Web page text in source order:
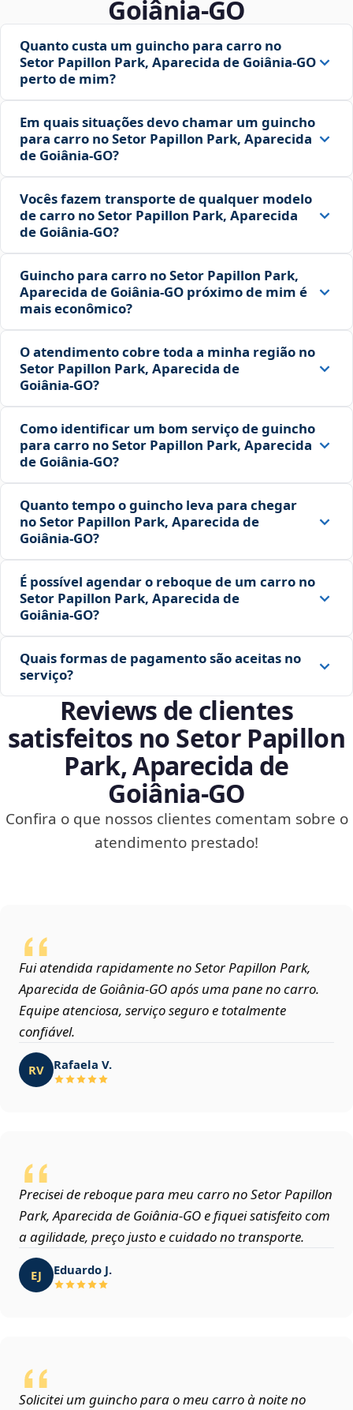
Goiânia‑GO
Quanto custa um guincho para carro no
Setor Papillon Park, Aparecida de Goiânia‑GO
perto de mim?
Em quais situações devo chamar um guincho
para carro no Setor Papillon Park, Aparecida
de Goiânia‑GO?
Vocês fazem transporte de qualquer modelo
de carro no Setor Papillon Park, Aparecida
de Goiânia‑GO?
Guincho para carro no Setor Papillon Park,
Aparecida de Goiânia‑GO próximo de mim é
mais econômico?
O atendimento cobre toda a minha região no
Setor Papillon Park, Aparecida de
Goiânia‑GO?
Como identificar um bom serviço de guincho
para carro no Setor Papillon Park, Aparecida
de Goiânia‑GO?
Quanto tempo o guincho leva para chegar
no Setor Papillon Park, Aparecida de
Goiânia‑GO?
É possível agendar o reboque de um carro no
Setor Papillon Park, Aparecida de
Goiânia‑GO?
Quais formas de pagamento são aceitas no
serviço?
Reviews de clientes
satisfeitos no Setor Papillon
Park, Aparecida de
Goiânia‑GO
Confira o que nossos clientes comentam sobre o
atendimento prestado!
Fui atendida rapidamente no Setor Papillon Park,
Aparecida de Goiânia‑GO após uma pane no carro.
Equipe atenciosa, serviço seguro e totalmente
confiável.
RV Rafaela V.
Precisei de reboque para meu carro no Setor Papillon
Park, Aparecida de Goiânia‑GO e fiquei satisfeito com
a agilidade, preço justo e cuidado no transporte.
EJ Eduardo J.
Solicitei um guincho para o meu carro à noite no